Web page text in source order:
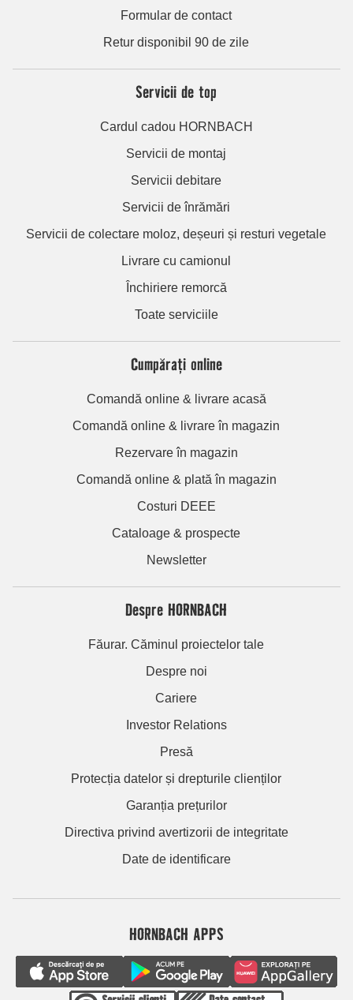
Formular de contact
Retur disponibil 90 de zile
Servicii de top
Cardul cadou HORNBACH
Servicii de montaj
Servicii debitare
Servicii de înrămări
Servicii de colectare moloz, deșeuri și resturi vegetale
Livrare cu camionul
Închiriere remorcă
Toate serviciile
Cumpărați online
Comandă online & livrare acasă
Comandă online & livrare în magazin
Rezervare în magazin
Comandă online & plată în magazin
Costuri DEEE
Cataloage & prospecte
Newsletter
Despre HORNBACH
Făurar. Căminul proiectelor tale
Despre noi
Cariere
Investor Relations
Presă
Protecția datelor și drepturile clienților
Garanția prețurilor
Directiva privind avertizorii de integritate
Date de identificare
HORNBACH APPS